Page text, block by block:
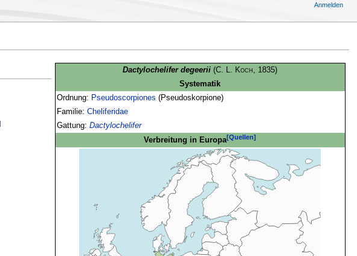
Dactylochelifer degeerii (C. L. Koch, 1835)
Systematik
Ordnung: Pseudoscorpiones (Pseudoskorpione)
Familie: Cheliferidae
Gattung: Dactylochelifer
Verbreitung in Europa[Quellen]
Anmelden